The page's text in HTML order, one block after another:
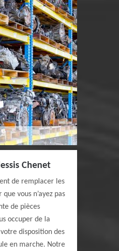
Chenet
de remplacer les
vous n’ayez pas
de pièces
occuper de la
disposition des
en marche. Notre